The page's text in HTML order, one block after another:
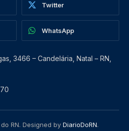
Twitter
WhatsApp
3466 – Candelária, Natal – RN,
RN. Designed by DiarioDoRN.